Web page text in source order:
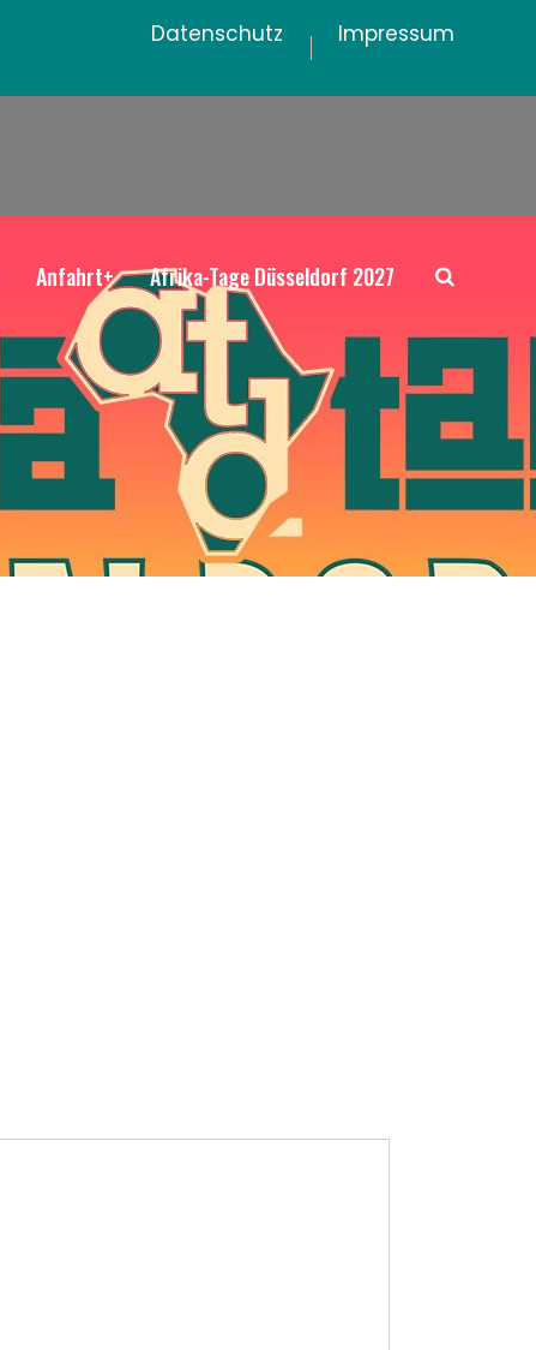
Datenschutz Impressum
Anfahrt+ Afrika-Tage Düsseldorf 2027